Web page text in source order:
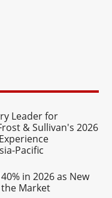
Leader for
& Sullivan's 2026
Pacific
in 2026 as New
the Market